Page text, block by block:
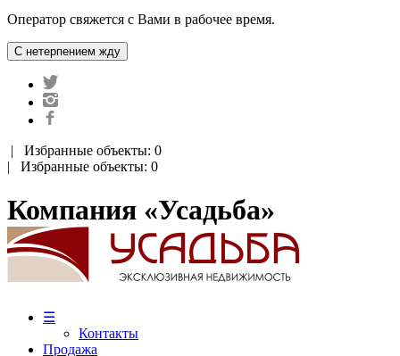
Оператор свяжется с Вами в рабочее время.
| Избранные объекты: 0
| Избранные объекты: 0
Компания «Усадьба»
☰
Контакты
Продажа